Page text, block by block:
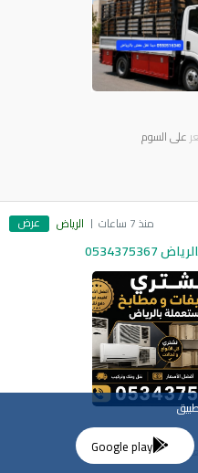
على السوم
منذ 7 ساعات الرياض عرض
على السومGoogle play